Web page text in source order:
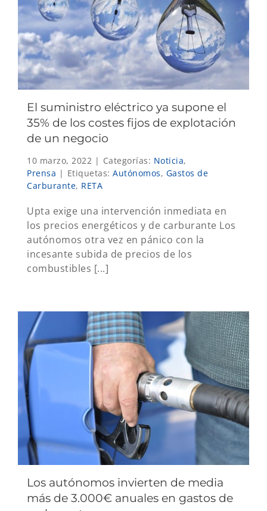
El suministro eléctrico ya supone el
35% de los costes fijos de explotación
de un negocio
10 marzo, 2022 | Categorías: Noticia,
Prensa | Etiquetas: Autónomos, Gastos de
Carburante, RETA
Upta exige una intervención inmediata en
los precios energéticos y de carburante Los
autónomos otra vez en pánico con la
incesante subida de precios de los
combustibles [...]
Los autónomos invierten de media
más de 3.000€ anuales en gastos de